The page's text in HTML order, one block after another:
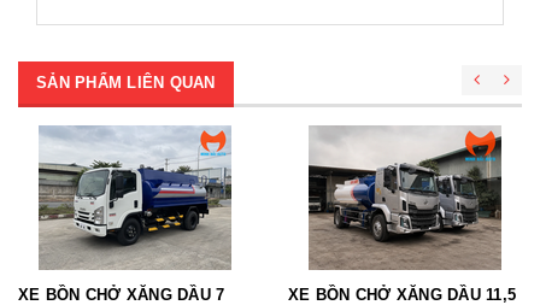
SẢN PHẨM LIÊN QUAN
XE BỒN CHỞ XĂNG DẦU 7
XE BỒN CHỞ XĂNG DẦU 11,5